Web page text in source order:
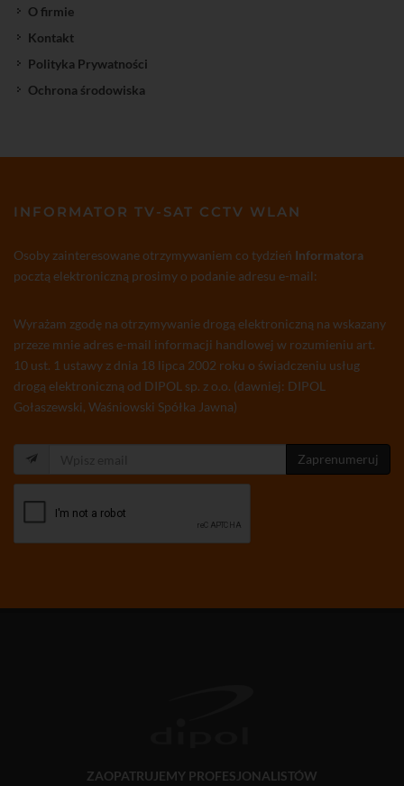
O firmie
Kontakt
Polityka Prywatności
Ochrona środowiska
INFORMATOR TV-SAT CCTV WLAN
Osoby zainteresowane otrzymywaniem co tydzień Informatora
pocztą elektroniczną prosimy o podanie adresu e-mail:
Wyrażam zgodę na otrzymywanie drogą elektroniczną na wskazany
przeze mnie adres e-mail informacji handlowej w rozumieniu art.
10 ust. 1 ustawy z dnia 18 lipca 2002 roku o świadczeniu usług
drogą elektroniczną od DIPOL sp. z o.o. (dawniej: DIPOL
Gołaszewski, Waśniowski Spółka Jawna)
Zaprenumeruj
ZAOPATRUJEMY PROFESJONALISTÓW